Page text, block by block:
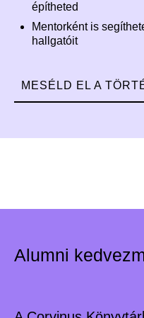
építheted
Mentorként is
hallgatóit
MESÉLD EL A
Alumni